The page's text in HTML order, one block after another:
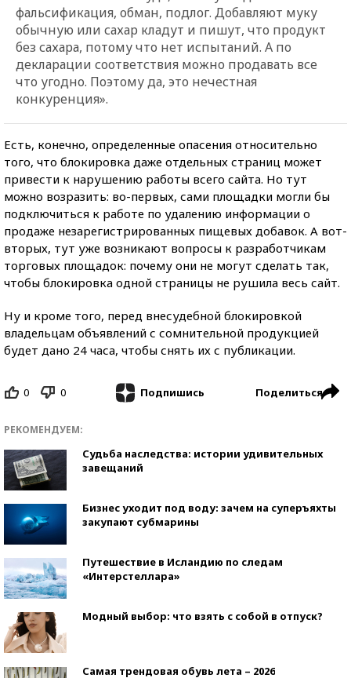
фальсификация, обман, подлог. Добавляют муку
обычную или сахар кладут и пишут, что продукт
без сахара, потому что нет испытаний. А по
декларации соответствия можно продавать все
что угодно. Поэтому да, это нечестная
конкуренция».
Есть, конечно, определенные опасения относительно
того, что блокировка даже отдельных страниц может
привести к нарушению работы всего сайта. Но тут
можно возразить: во-первых, сами площадки могли бы
подключиться к работе по удалению информации о
продаже незарегистрированных пищевых добавок. А вот-
вторых, тут уже возникают вопросы к разработчикам
торговых площадок: почему они не могут сделать так,
чтобы блокировка одной страницы не рушила весь сайт.
Ну и кроме того, перед внесудебной блокировкой
владельцам объявлений с сомнительной продукцией
будет дано 24 часа, чтобы снять их с публикации.
0 0 Подпишись Поделиться
РЕКОМЕНДУЕМ:
Судьба наследства: истории удивительных
завещаний
Бизнес уходит под воду: зачем на суперъяхты
закупают субмарины
Путешествие в Исландию по следам
«Интерстеллара»
Модный выбор: что взять с собой в отпуск?
Самая трендовая обувь лета – 2026